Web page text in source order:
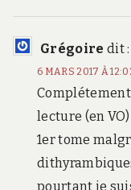
Grégoire dit :
6 MARS 2017 À
lecture (en
1er tome
pourtant je